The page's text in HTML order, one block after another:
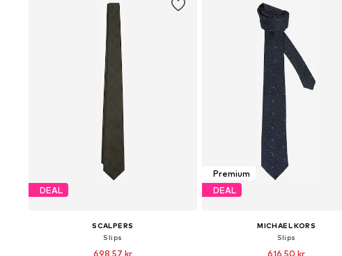
DEAL
SCALPERS
Slips
698,57 kr
Premium
DEAL
MICHAEL KORS
Slips
616,50 kr